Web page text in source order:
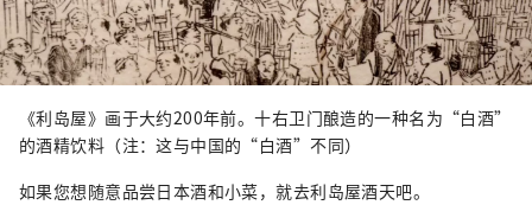
《利岛屋》画于大约200年前。十右卫门酿造的一种名为“白酒”
的酒精饮料（注：这与中国的“白酒”不同）
如果您想随意品尝日本酒和小菜，就去利岛屋酒天吧。